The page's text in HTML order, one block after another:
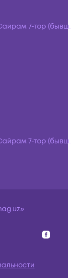
7-тор (бывш.
7-тор (бывш.